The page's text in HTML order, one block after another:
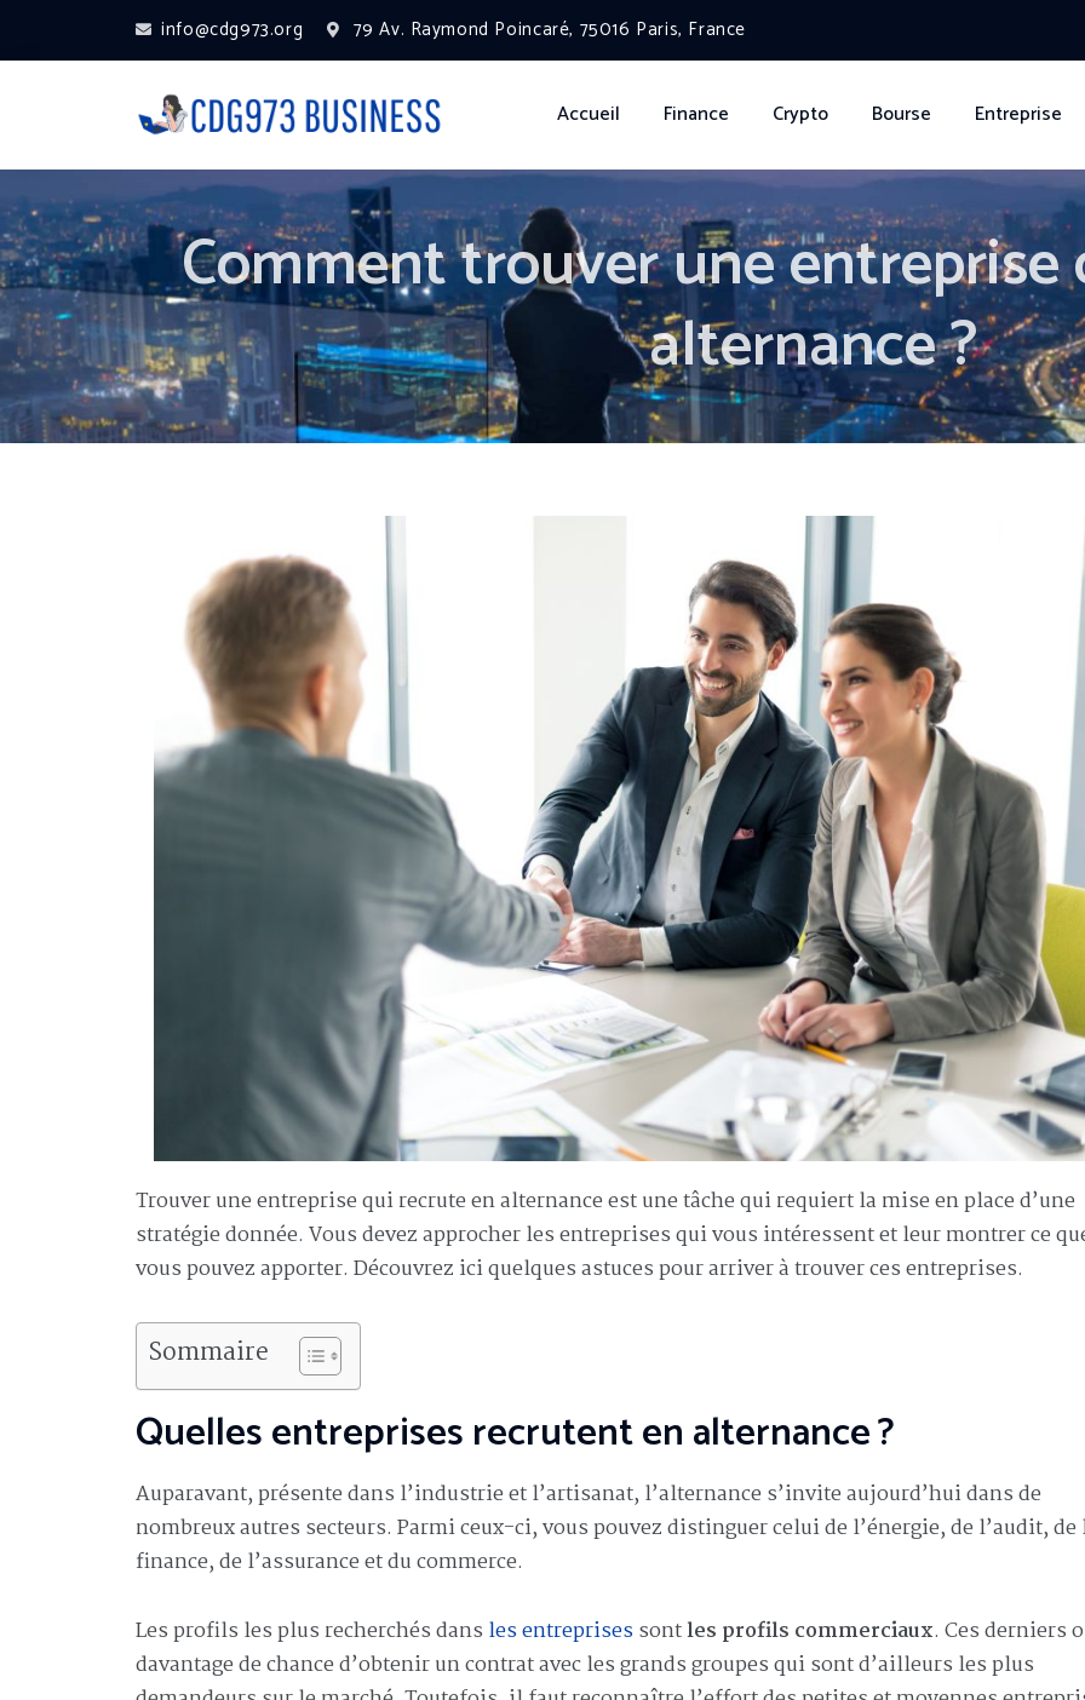
info@cdg973.org 79 Av. Raymond Poincaré, 75016 Paris, France
Accueil Finance Crypto Bourse Entreprise
Comment trouver une
alternance ?
Trouver une entreprise qui recrute en alternance est une tâche qui requiert la mise en place d’une
stratégie donnée. Vous devez approcher les entreprises qui vous intéressent et leur montrer ce
vous pouvez apporter. Découvrez ici quelques astuces pour arriver à trouver ces entreprises.
Sommaire
Quelles entreprises recrutent en alternance ?
Auparavant, présente dans l’industrie et l’artisanat, l’alternance s’invite aujourd’hui dans de
nombreux autres secteurs. Parmi ceux-ci, vous pouvez distinguer celui de l’énergie, de l’audit, de
finance, de l’assurance et du commerce.
Les profils les plus recherchés dans les entreprisessontles profils commerciaux. Ces derniers
davantage de chance d’obtenir un contrat avec les grands groupes qui sont d’ailleurs les plus